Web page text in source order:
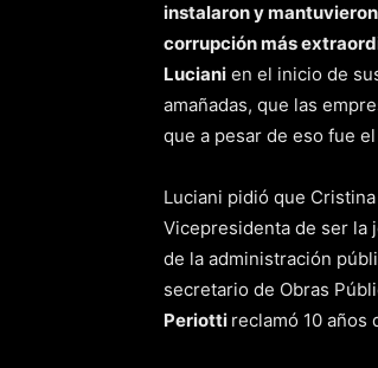
instalaron y
corrupción más
Luciani en el inicio de
amañadas, que las
que a pesar de eso fue
Luciani pidió que
Vicepresidenta de ser la
de la administración
secretario de Obras
Periotti reclamó 10 años